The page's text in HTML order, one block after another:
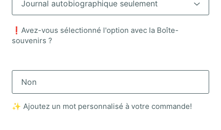
❗️Avez-vous sélectionné l'option avec la Boîte-
souvenirs ?
✨ Ajoutez un mot personnalisé à votre commande!